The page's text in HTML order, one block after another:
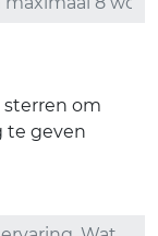
sterren om
te geven